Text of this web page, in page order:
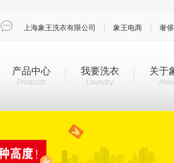
 上海象王洗衣有限公司 象王电商 奢
产品中心
Products
我要洗衣
Laundry
关于